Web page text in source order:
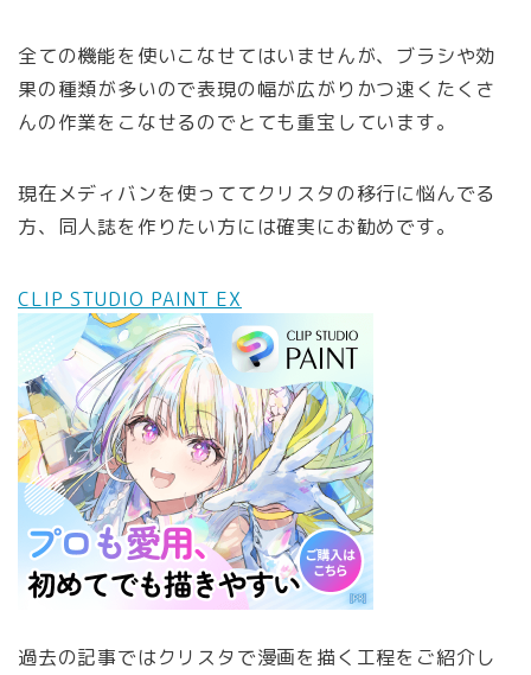
全ての機能を使いこなせてはいませんが、ブラシや効
果の種類が多いので表現の幅が広がりかつ速くたくさ
んの作業をこなせるのでとても重宝しています。
現在メディバンを使っててクリスタの移行に悩んでる
方、同人誌を作りたい方には確実にお勧めです。
CLIP STUDIO PAINT EX
過去の記事ではクリスタで漫画を描く工程をご紹介し